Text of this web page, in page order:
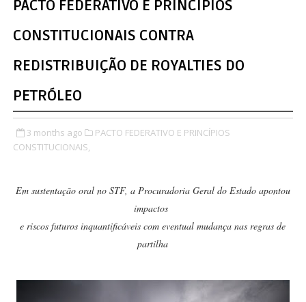
PACTO FEDERATIVO E PRINCÍPIOS
CONSTITUCIONAIS CONTRA
REDISTRIBUIÇÃO DE ROYALTIES DO
PETRÓLEO
3 months ago
PACTO FEDERATIVO E PRINCÍPIOS
CONSTITUCIONAIS,
Em sustentação oral no STF, a Procuradoria Geral do Estado apontou
impactos
e riscos futuros inquantificáveis com eventual mudança nas regras de
partilha